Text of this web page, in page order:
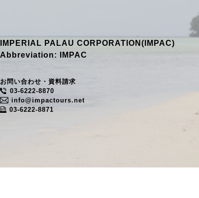
IMPERIAL PALAU CORPORATION(IMPAC)
Abbreviation: IMPAC
お問い合わせ・資料請求
03-6222-8870
info@impactours.net
03-6222-8871